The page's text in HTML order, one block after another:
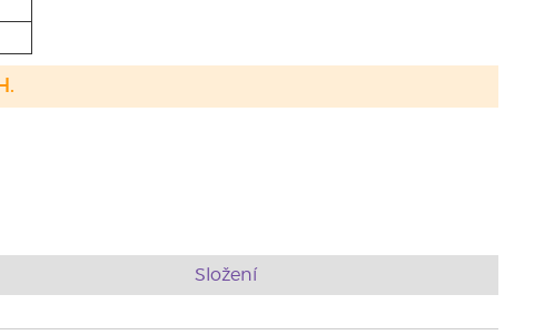
Složení